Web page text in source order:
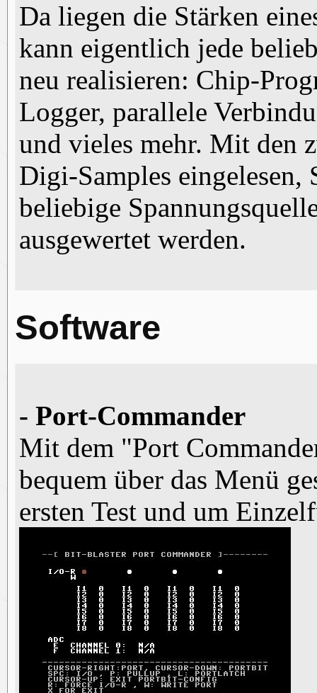
Da liegen die Stärken
kann eigentlich jede
neu realisieren: Chip-
Logger, parallele
und vieles mehr. Mit den
Digi-Samples eingelesen,
beliebige
ausgewertet werden.
Software
- Port-Commander
Mit dem "Port
bequem über das Menü
ersten Test und um